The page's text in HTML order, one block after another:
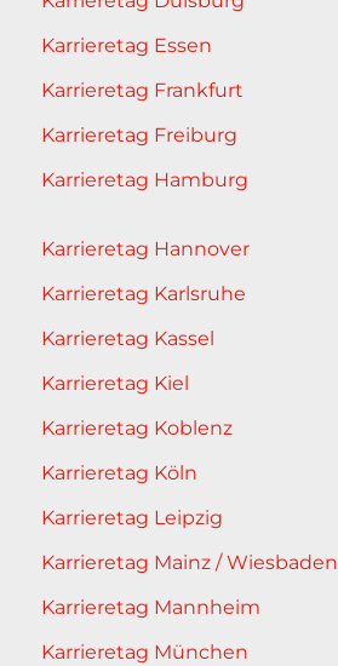
Karrieretag Essen
Karrieretag Frankfurt
Karrieretag Freiburg
Karrieretag Hamburg
Karrieretag Hannover
Karrieretag Karlsruhe
Karrieretag Kassel
Karrieretag Kiel
Karrieretag Koblenz
Karrieretag Köln
Karrieretag Leipzig
Karrieretag Mainz / Wiesbaden
Karrieretag Mannheim
Karrieretag München